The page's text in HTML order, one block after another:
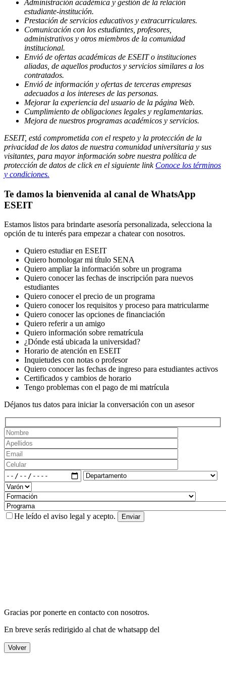
Administración académica y gestión de la relación
estudiante-institución.
Prestación de servicios educativos y extracurriculares.
Comunicación con los estudiantes, profesores,
administrativos y otros miembros de la comunidad
institucional.
Envió de ofertas académicas de ESEIT o instituciones
aliadas, de aquellos productos y servicios similares a los
contratados.
Envió de información y ofertas de terceras empresas
adecuados a los intereses de las personas.
Mejorar la experiencia del usuario de la página Web.
Cumplimiento de obligaciones legales y reglamentarias.
Mejora de nuestros programas académicos y servicios.
ESEIT, está comprometida con el respeto y la protección de la
privacidad de los datos de nuestra comunidad universitaria y sus
visitantes, para mayor información sobre nuestra política de
protección de datos de click en el siguiente link Conoce los términos
y condiciones.
Te damos la bienvenida al canal de WhatsApp
ESEIT
Estamos listos para brindarte asesoría personalizada, selecciona la
opción de tu interés para empezar a chatear con nosotros.
Quiero estudiar en ESEIT
Quiero homologar mi título SENA
Quiero ampliar la información sobre un programa
Quiero conocer las fechas de inscripción para nuevos
estudiantes
Quiero conocer el precio de un programa
Quiero conocer los requisitos y proceso para matricularme
Quiero conocer las opciones de financiación
Quiero referir a un amigo
Quiero información sobre rematrícula
¿Dónde está ubicada la universidad?
Horario de atención en ESEIT
Inquietudes con notas o profesor
Quiero conocer las fechas de ingreso para estudiantes activos
Certificados y cambios de horario
Tengo problemas con el pago de mi matrícula
Déjanos tus datos para iniciar la conversación con un asesor
He leído el aviso legal y acepto.
Gracias por ponerte en contacto con nosotros.
En breve serás redirigido al chat de whatsapp del
Volver